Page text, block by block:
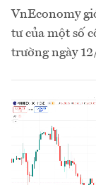
VnEconomy
tư của một số
trường ngày